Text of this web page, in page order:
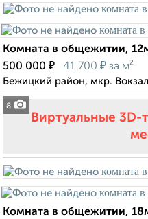
8
Комната в общежитии,
500 000 ₽ 41 700 ₽ за м²
Бежицкий район, мкр.
Виртуальные
Комната в общежитии,